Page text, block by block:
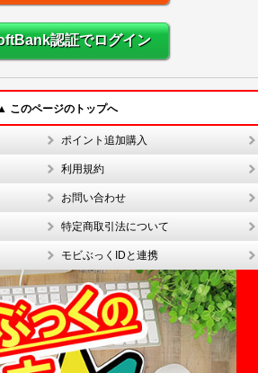
認証でログイン
このページのトップへ
ポイント追加購入
利用規約
お問い合わせ
特定商取引法について
モビぶっくIDと連携